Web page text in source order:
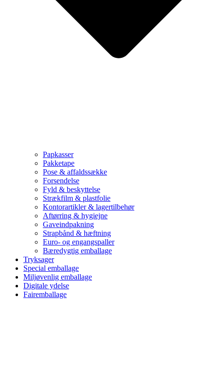
Papkasser
Pakketape
Pose & affaldssække
Forsendelse
Fyld & beskyttelse
Strækfilm & plastfolie
Kontorartikler & lagertilbehør
Aftørring & hygiejne
Gaveindpakning
Strapbånd & hæftning
Euro- og engangspaller
Bæredygtig emballage
Tryksager
Special emballage
Miljøvenlig emballage
Digitale ydelse
Fairemballage